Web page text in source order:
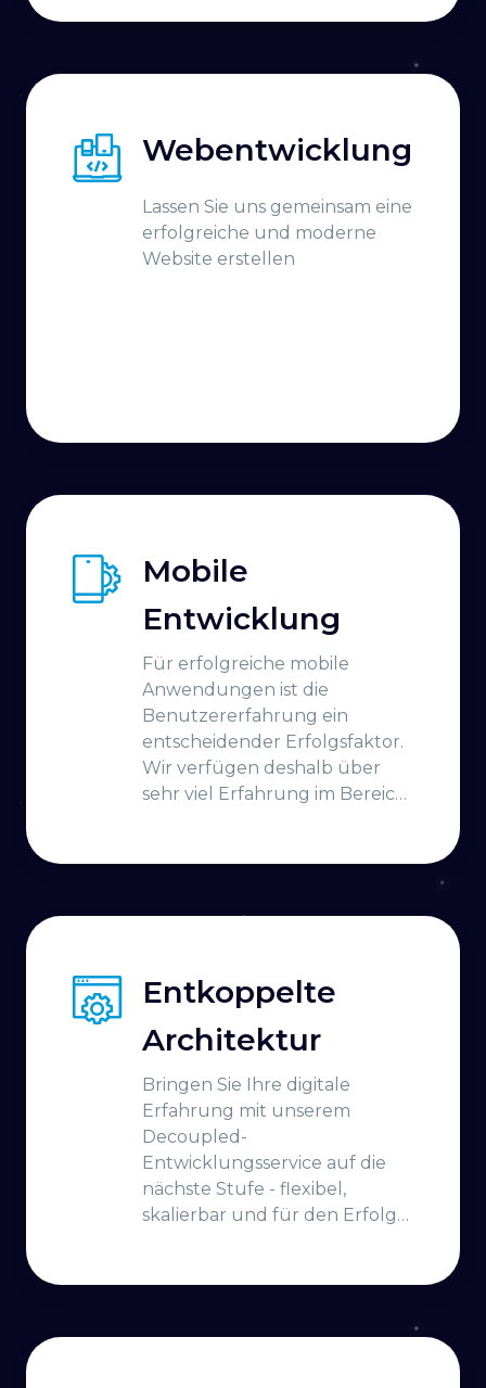
Webentwicklung
Lassen Sie uns gemeinsam eine
erfolgreiche und moderne
Website erstellen
Mobile
Entwicklung
Für erfolgreiche mobile
Anwendungen ist die
Benutzererfahrung ein
entscheidender Erfolgsfaktor.
Wir verfügen deshalb über
sehr viel Erfahrung im Bereich
Entkoppelte
Architektur
Bringen Sie Ihre digitale
Erfahrung mit unserem
Decoupled-
Entwicklungsservice auf die
nächste Stufe - flexibel,
skalierbar und für den Erfolg